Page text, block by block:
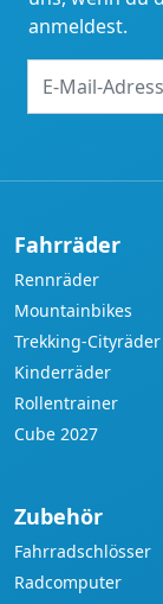
anmeldest.
Mail-
Fahrräder
Rennräder
Mountainbikes
Trekking-Cityräder
Kinderräder
Rollentrainer
Cube 2027
Zubehör
Fahrradschlösser
Radcomputer